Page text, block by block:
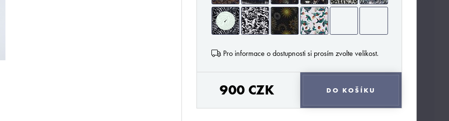
✓
Pro informace o dostupnosti si prosím zvolte velikost.
900 CZK DO KOŠÍKU